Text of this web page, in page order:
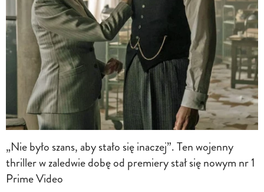
„Nie było szans, aby stało się inaczej”. Ten wojenny
thriller w zaledwie dobę od premiery stał się nowym nr 1
Prime Video